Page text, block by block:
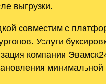
выгрузки.
совместим с
Услуги
компании